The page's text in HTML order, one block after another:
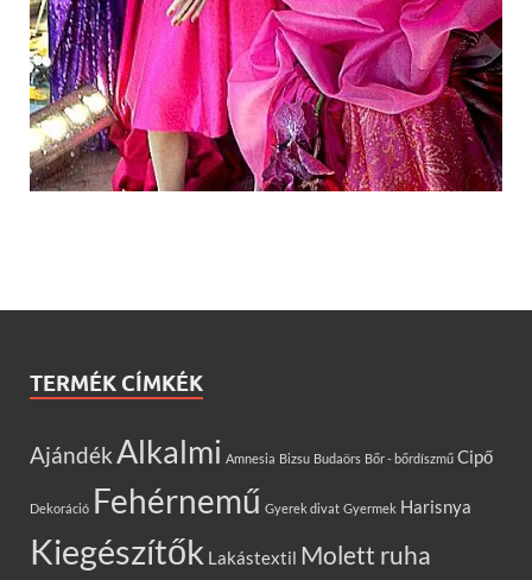
TERMÉK CÍMKÉK
AjándékAlkalmi Amnesia Bizsu Budaörs Bőr - bőrdíszmű Cipő
Dekoráció Fehérnemű Gyerek divat Gyermek Harisnya
Kiegészítők Lakástextil Molett ruha